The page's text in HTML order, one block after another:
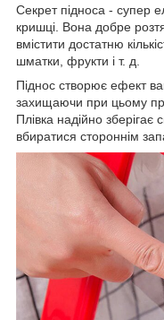
Секрет підноса - супер
кришці. Вона добре
вмістити достатню
шматки, фрукти і т. д.
Піднос створює ефект
захищаючи при цьому
Плівка надійно зберігає
вбиратися стороннім